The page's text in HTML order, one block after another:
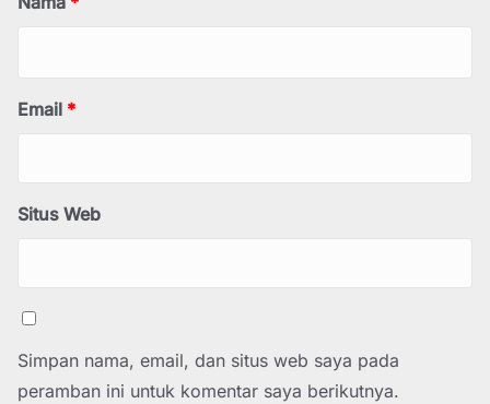
Email *
Situs Web
Simpan nama, email, dan situs web saya pada
peramban ini untuk komentar saya berikutnya.